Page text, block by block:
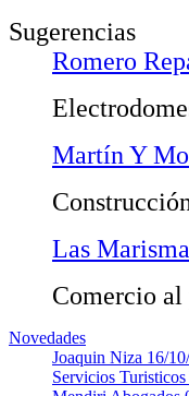
Sugerencias
Romero
Martín Y
Las
Comercio al
Novedades
Joaquin Niza 16/
Servicios